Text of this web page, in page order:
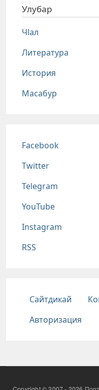
Улубар
Чlал
Литература
История
Масабур
Соц сети
Facebook
Twitter
Telegram
YouTube
Instagram
RSS
Подвал
Сайтдикай
Авторизация